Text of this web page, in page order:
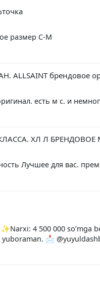
размер С-М
ALLSAINT брендовое
есть м с. и
ХЛ Л БРЕНДОВОЕ
Лучшее для вас.
4 500 000 so’mga
📩